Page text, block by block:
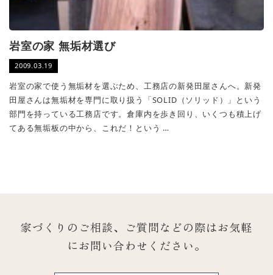
岩室の家 無垢材選び
2009.03.19
岩室の家で使う無垢材を選ぶため、工務店の新発田屋さんへ。新発
田屋さんは無垢材を専門に取り扱う「SOLID（ソリッド）」という
部門を持っている工務店です。倉庫内を歩き回り、いくつも積上げ
てある無垢板の中から、これだ！という …
家づくりのご相談、ご質問などの際はお気軽
にお問い合わせください。